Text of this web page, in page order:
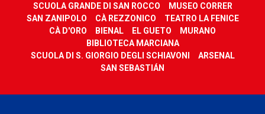
SCUOLA GRANDE DI SAN ROCCO
MUSEO CORRER
SAN ZANIPOLO
CÀ REZZONICO
TEATRO LA FENICE
CÀ D'ORO
BIENAL EL GUETO
MURANO
BIBLIOTECA MARCIANA
SCUOLA DI S. GIORGIO DEGLI SCHIAVONI
ARSENAL
SAN SEBASTIÁN